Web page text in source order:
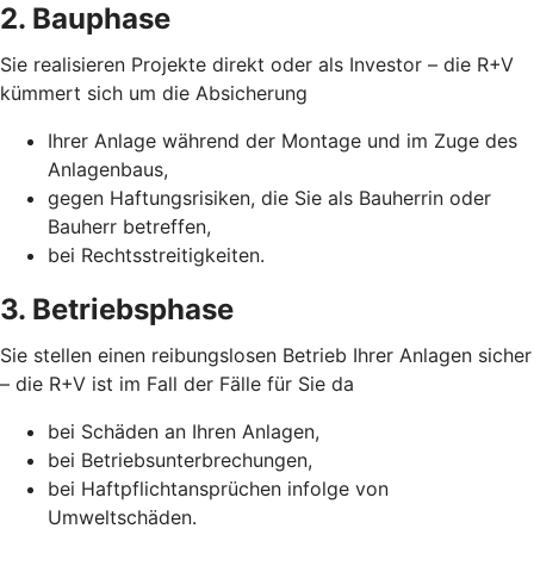
2. Bauphase
Sie realisieren Projekte direkt oder als Investor – die R+V
kümmert sich um die Absicherung
Ihrer Anlage während der Montage und im Zuge des
Anlagenbaus,
gegen Haftungsrisiken, die Sie als Bauherrin oder
Bauherr betreffen,
bei Rechtsstreitigkeiten.
3. Betriebsphase
Sie stellen einen reibungslosen Betrieb Ihrer Anlagen sicher
– die R+V ist im Fall der Fälle für Sie da
bei Schäden an Ihren Anlagen,
bei Betriebsunterbrechungen,
bei Haftpflichtansprüchen infolge von
Umweltschäden.